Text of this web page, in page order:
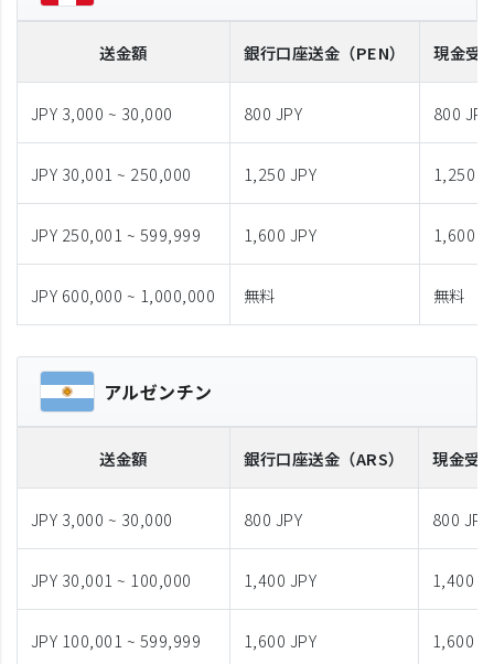
送金額 銀行口座送金 （PEN） 現金受
JPY 3,000 ~ 30,000 800 JPY 800 JPY
JPY 30,001 ~ 250,000 1,250 JPY 1,250
JPY 250,001 ~ 599,999 1,600 JPY 1,600
JPY 600,000 ~ 1,000,000 無料 無料
アルゼンチン
送金額 銀行口座送金 （ARS） 現金受
JPY 3,000 ~ 30,000 800 JPY 800 JPY
JPY 30,001 ~ 100,000 1,400 JPY 1,400
JPY 100,001 ~ 599,999 1,600 JPY 1,600